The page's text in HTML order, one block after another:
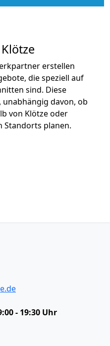
erstellen
die speziell auf
sind. Diese
davon, ob
von Klötze oder
Standorts planen.
- 19:30 Uhr